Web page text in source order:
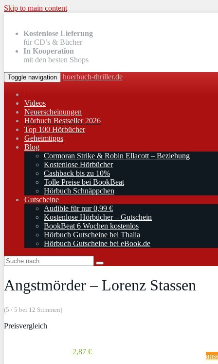
Skip to main content
Kostenlose Lieferung
für CD’s & Bücher
In Kooperation
mit den besten Shops
Toggle navigation hoerbuch-thriller.de
Videos
Neuerscheinungen
Hörbuch Bestseller 2026
Top 100 Hörbücher
Geheimtipps
Blog
Cormoran Strike & Robin Ellacott – Beziehung
Kostenlose Hörbücher
Cashback bis zu 10%
Tolle Preise bei BookBeat
Hörbuch Schnäppchen
Gutscheine
Audible für nur 0,99 €
Kostenlose Hörbücher – Gutschein
BookBeat 6 Wochen kostenlos
Hörbuch Gutscheine bei Thalia
Hörbuch Gutscheine bei eBook.de
Angstmörder – Lorenz Stassen
(5 / 5 bei 12 Stimmen)
Preisvergleich
2,87 €